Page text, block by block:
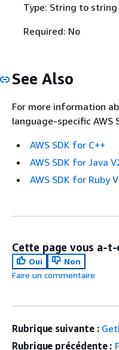
Type: String to string
Required: No
See Also
For more information
language-specific AWS
AWS SDK for C++
AWS SDK for Java
AWS SDK for Ruby
Cette page vous a-
Oui
Non
Faire un commentaire
Rubrique suivante :
Rubrique précédente :